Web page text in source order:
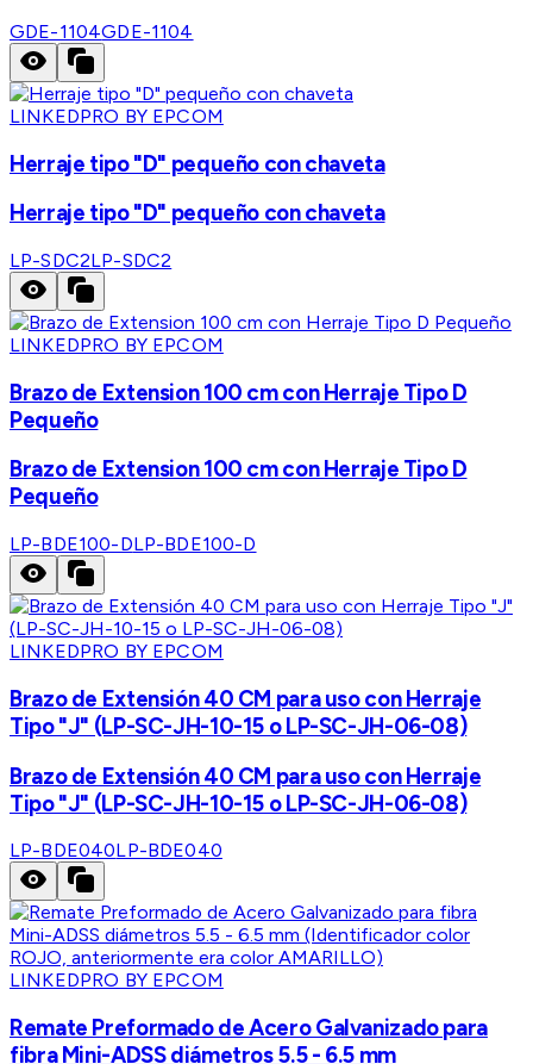
GDE-1104GDE-1104
LINKEDPRO BY EPCOM
Herraje tipo "D" pequeño con chaveta
Herraje tipo "D" pequeño con chaveta
LP-SDC2LP-SDC2
LINKEDPRO BY EPCOM
Brazo de Extension 100 cm con Herraje Tipo D
Pequeño
Brazo de Extension 100 cm con Herraje Tipo D
Pequeño
LP-BDE100-DLP-BDE100-D
LINKEDPRO BY EPCOM
Brazo de Extensión 40 CM para uso con Herraje
Tipo "J" (LP-SC-JH-10-15 o LP-SC-JH-06-08)
Brazo de Extensión 40 CM para uso con Herraje
Tipo "J" (LP-SC-JH-10-15 o LP-SC-JH-06-08)
LP-BDE040LP-BDE040
LINKEDPRO BY EPCOM
Remate Preformado de Acero Galvanizado para
fibra Mini-ADSS diámetros 5.5 - 6.5 mm